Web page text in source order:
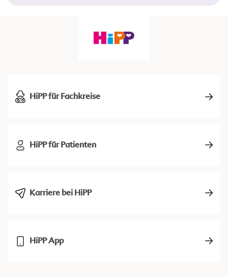
HiPP für Fachkreise
HiPP für Patienten
Karriere bei HiPP
HiPP App